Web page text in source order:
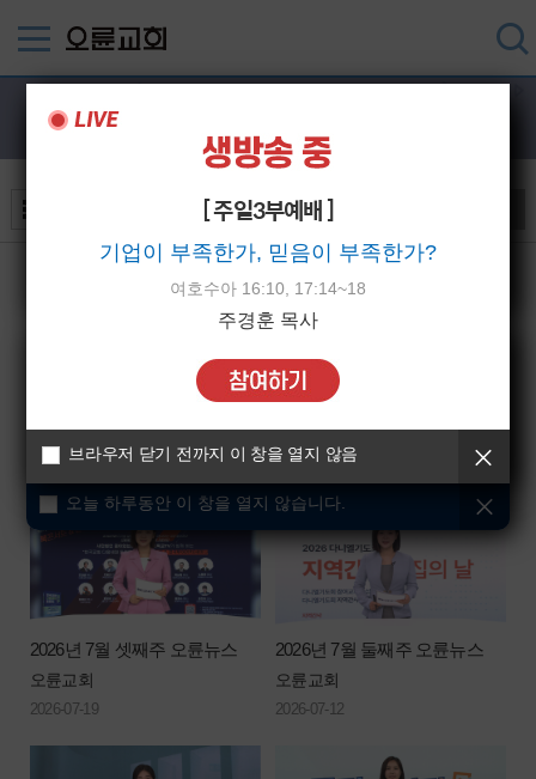
2026-08-02
2026년 7월 셋째주 오륜뉴스
오륜교회
2026-07-19
2026년 7월 둘째주 오륜뉴스
오륜교회
2026-07-12
오늘 하루동안 이 창을 열지 않습니다.
오늘 하루동안 이 창을 열지 않습니다.
[ 주일3부예배 ]
기업이 부족한가, 믿음이 부족한가?
여호수아 16:10, 17:14~18
주경훈 목사
브라우저 닫기 전까지 이 창을 열지 않음